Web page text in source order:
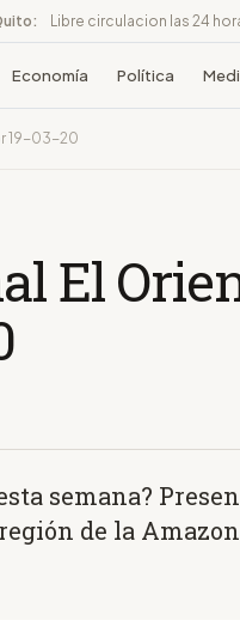
Libre circulacion las 24
Economía Política
19-03-20
El
semana?
de la